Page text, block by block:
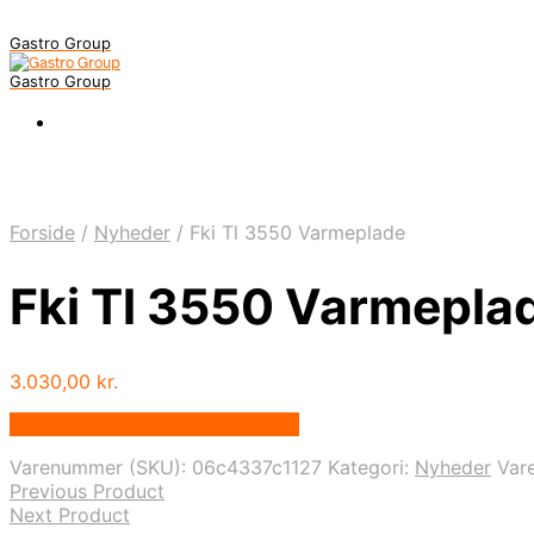
Gastro Group
Gastro Group
Forside / Nyheder / Fki Tl 3550 Varmeplade
Fki Tl 3550
3.030,00 kr.
Varenummer (SKU): 06c4337c1127 Kategori: Nyheder
Previous Product
Next Product